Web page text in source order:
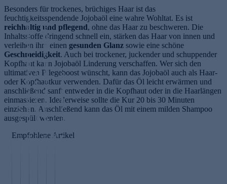
Besonders für trockenes, brüchiges Haar ist das
feuchtigkeitsspendende Jojobaöl eine wahre Wohltat. Es ist
reichhaltig und pflegend, ohne das Haar zu beschweren. Die
Inhaltsstoffe dringend schnell ein, stärken das Haar von innen und
verleihen ihm einen gesunden Glanz sowie eine schöne
Geschmeidigkeit. Auch bei trockener, juckender und schuppender
Kopfhaut kann Jojobaöl Linderung verschaffen. Wer sich den
ultimativen Pflegeboost wünscht, kann das Jojobaöl auch als Haar-
oder Kopfhautkur verwenden. Dafür das Öl leicht erwärmen und
anschließend sanft entweder in die Kopfhaut oder in die Haarlängen
einmassieren. Idealerweise sollte die Kur 20 bis 30 Minuten
einziehen. Anschließend kann das Öl mit einem milden Shampoo
ausgespült werden.
Empfohlene Artikel
S
k
n
T
ä
g
li
c
h
e
r
S
o
n
n
n
G
e
si
c
h
c
P
ig
m
e
n
tf
le
c
k
e
n
n
F
ti
S
k
i
n
c
a
e